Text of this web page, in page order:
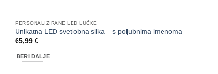
PERSONALIZIRANE LED LUČKE
Unikatna LED svetlobna slika – s poljubnima imenoma
65,99€
BERI DALJE